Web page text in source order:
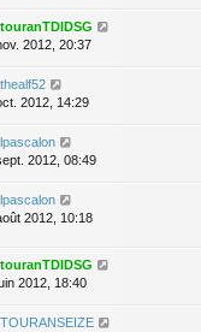
touranTDIDSG
2012, 20:37
thealf52
2012, 14:29
lpascalon
2012, 08:49
lpascalon
2012, 10:18
touranTDIDSG
2012, 18:40
TOURANSEIZE